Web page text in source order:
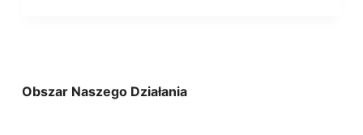
Obszar Naszego Działania